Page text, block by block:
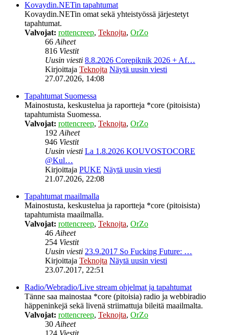
Kovaydin.NETin tapahtumat
Kovaydin.NETin omat sekä yhteistyössä järjestetyt
tapahtumat.
Valvojat: rottencreep, Teknojta, OrZo
66Aiheet
816 Viestit
Uusin viesti 8.8.2026 Corepiknik 2026 + Af…
Kirjoittaja Teknojta Näytä uusin viesti
27.07.2026, 14:08
Tapahtumat Suomessa
Mainostusta, keskustelua ja raportteja *core (pitoisista)
tapahtumista Suomessa.
Valvojat: rottencreep, Teknojta, OrZo
192Aiheet
946 Viestit
Uusin viesti La 1.8.2026 KOUVOSTOCORE
@Kul…
Kirjoittaja PUKE Näytä uusin viesti
21.07.2026, 22:08
Tapahtumat maailmalla
Mainostusta, keskustelua ja raportteja *core (pitoisista)
tapahtumista maailmalla.
Valvojat: rottencreep, Teknojta, OrZo
46Aiheet
254 Viestit
Uusin viesti 23.9.2017 So Fucking Future: …
Kirjoittaja Teknojta Näytä uusin viesti
23.07.2017, 22:51
Radio/Webradio/Live stream ohjelmat ja tapahtumat
Tänne saa mainostaa *core (pitoisia) radio ja webbiradio
häppeninkejä sekä livenä striimattuja bileitä maailmalta.
Valvojat: rottencreep, Teknojta, OrZo
30Aiheet